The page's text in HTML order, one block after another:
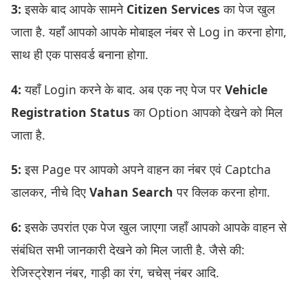
3: इसके बाद आपके सामने Citizen Services का पेज खुल
जाता है. यहाँ आपको आपके मोबाइल नंबर से Log in करना होगा,
साथ ही एक पासवर्ड बनाना होगा.
4: यहाँ Login करने के बाद. अब एक नए पेज पर Vehicle
Registration Status का Option आपको देखने को मिल
जाता है.
5: इस Page पर आपको अपने वाहन का नंबर एवं Captcha
डालकर, नीचे दिए Vahan Search पर क्लिक करना होगा.
6: इसके उपरांत एक पेज खुल जाएगा जहाँ आपको आपके वाहन से
संबंधित सभी जानकारी देखने को मिल जाती है. जैसे की:
रेजिस्ट्रेशन नंबर, गाड़ी का रंग, चचेस् नंबर आदि.